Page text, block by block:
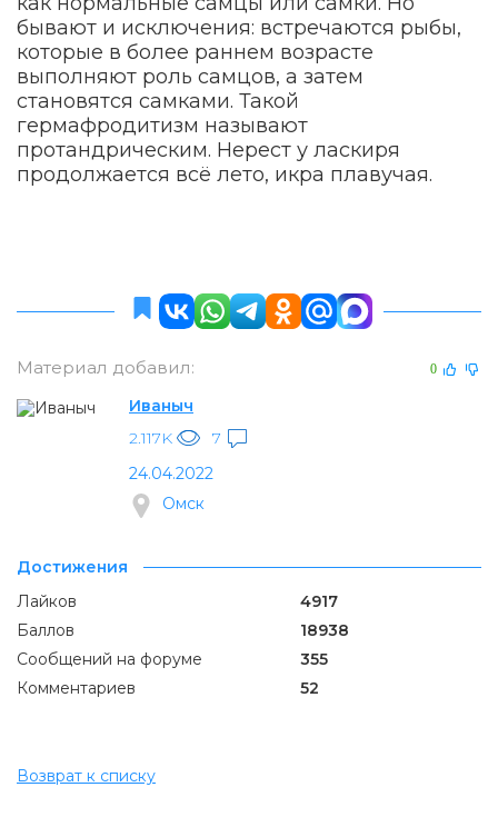
бывают и исключения: встречаются рыбы,
которые в более раннем возрасте
выполняют роль самцов, а затем
становятся самками. Такой
гермафродитизм называют
протандрическим. Нерест у ласкиря
продолжается всё лето, икра плавучая.
Материал добавил: 0
Иваныч
2.117K
7
24.04.2022
Омск
Достижения
Лайков
4917
Баллов
18938
Сообщений на форуме
355
Комментариев
52
Возврат к списку